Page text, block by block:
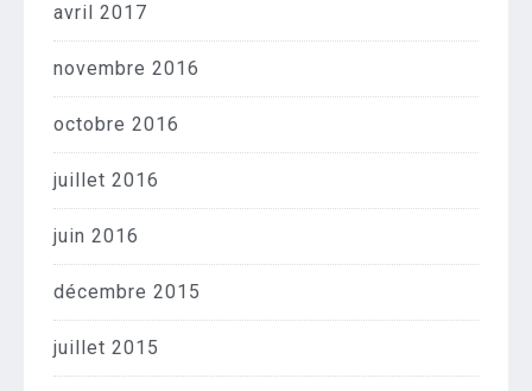
avril 2017
novembre 2016
octobre 2016
juillet 2016
juin 2016
décembre 2015
juillet 2015